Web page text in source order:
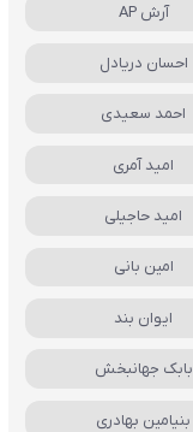
آرش AP
احسان دریادل
احمد سعیدی
امید آمری
امید حاجیلی
امین بانی
ایوان بند
بابک جهانبخش
بنیامین بهادری